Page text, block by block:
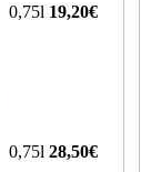
0,75l 19,20€
0,75l 28,50€